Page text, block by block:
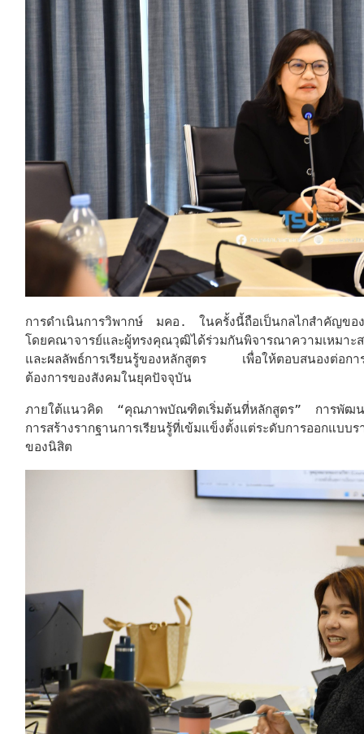
การดำเนินการวิพากษ์ มคอ. ในครั้งนี้ถือเป็นกลไกสำคัญขอ
โดยคณาจารย์และผู้ทรงคุณวุฒิได้ร่วมกันพิจารณาความเหมาะ
และผลลัพธ์การเรียนรู้ของหลักสูตร เพื่อให้ตอบสนองต่อกา
ต้องการของสังคมในยุคปัจจุบัน
ภายใต้แนวคิด “คุณภาพบัณฑิตเริ่มต้นที่หลักสูตร” การพัฒน
การสร้างรากฐานการเรียนรู้ที่เข้มแข็งตั้งแต่ระดับการออกแ
ของนิสิต